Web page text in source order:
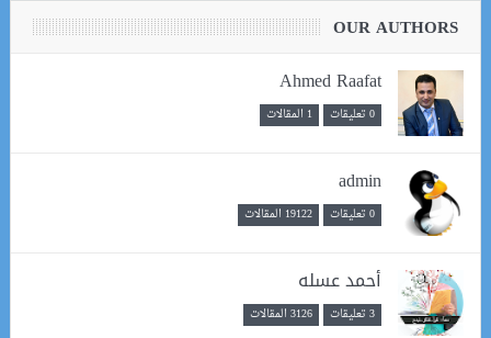
OUR AUTHORS
Ahmed Raafat
0 تعليقات 1 المقالات
admin
0 تعليقات 19122 المقالات
أحمد عسله
3 تعليقات 3126 المقالات